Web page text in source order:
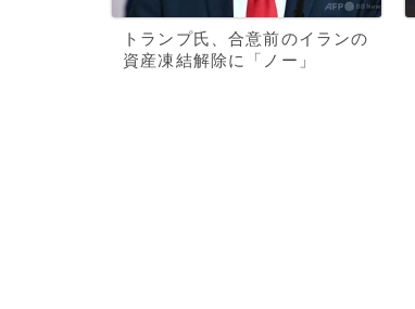
トランプ氏、合意前のイランの
資産凍結解除に「ノー」